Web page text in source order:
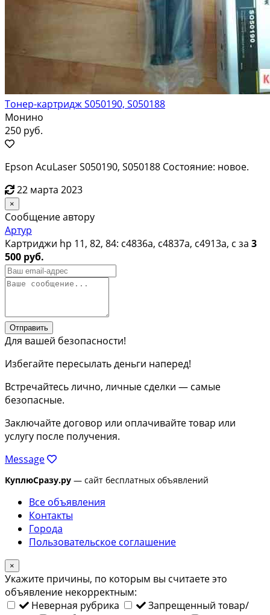
Тонер-картридж S050190, S050188
Монино
250 руб.
Epson AcuLaser S050190, S050188 Состояние: новое.
22 марта 2023
×
Сообщение автору
Артур
Картриджи hp 11, 82, 84: c4836a, c4837a, c4913a, c за 3
500 руб.
Отправить
Для вашей безопасности!
Избегайте пересылать деньги наперед!
Встречайтесь лично, личные сделки — самые
безопасные.
Заключайте договор или оплачивайте товар или
услугу после получения.
Message
КуплюСразу.ру — сайт бесплатных объявлений
Все объявления
Контакты
Города
Пользовательское соглашение
×
Укажите причины, по которым вы считаете это
объявление некорректным:
Неверная рубрика
Запрещенный товар/